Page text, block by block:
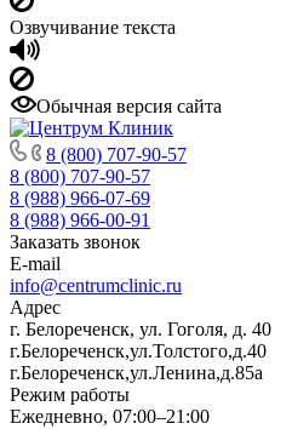
Озвучивание текста
Обычная версия сайта
8 (800) 707-90-57
8 (800) 707-90-57
8 (988) 966-07-69
8 (988) 966-00-91
Заказать звонок
E-mail
info@centrumclinic.ru
Адрес
г. Белореченск, ул. Гоголя, д. 40
г.Белореченск,ул.Толстого,д.40
г.Белореченск,ул.Ленина,д.85а
Режим работы
Ежедневно, 07:00–21:00